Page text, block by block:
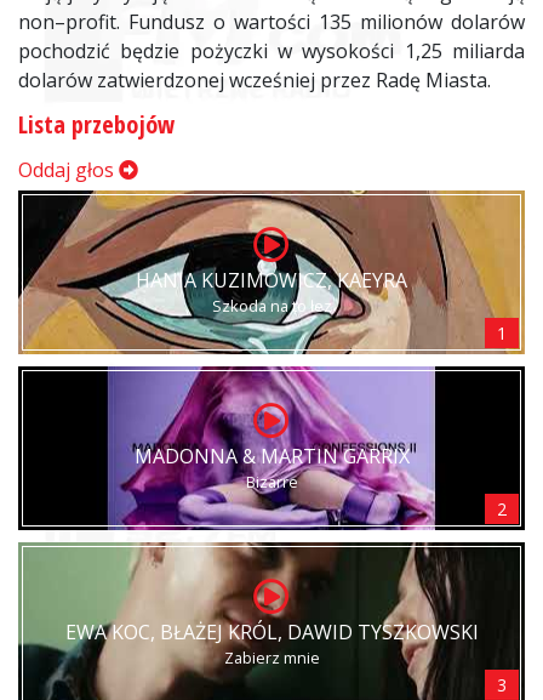
non–profit. Fundusz o wartości 135 milionów dolarów
pochodzić będzie pożyczki w wysokości 1,25 miliarda
dolarów zatwierdzonejwcześniej przez Radę Miasta.
Lista przebojów
Oddaj głos
HANIA KUZIMOWICZ, KAEYRA
Szkoda na to łez
1
MADONNA & MARTIN GARRIX
Bizarre
2
EWA KOC, BŁAŻEJ KRÓL, DAWID TYSZKOWSKI
Zabierz mnie
3